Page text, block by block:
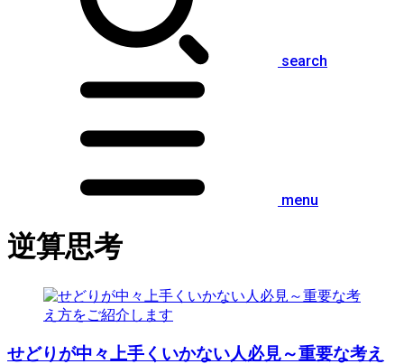
search
menu
逆算思考
せどりが中々上手くいかない人必見～重要な考え